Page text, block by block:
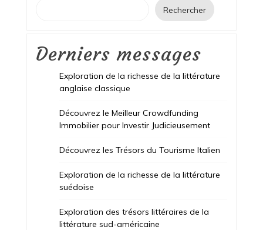
Rechercher
Derniers messages
Exploration de la richesse de la littérature
anglaise classique
Découvrez le Meilleur Crowdfunding
Immobilier pour Investir Judicieusement
Découvrez les Trésors du Tourisme Italien
Exploration de la richesse de la littérature
suédoise
Exploration des trésors littéraires de la
littérature sud-américaine